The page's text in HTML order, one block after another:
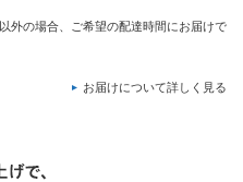
外の場合、ご希望の配達時間にお届けで
お届けについて詳しく見る